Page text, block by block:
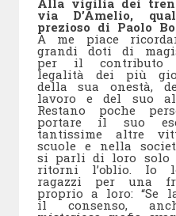
Alla vigilia dei
via D’Amelio,
prezioso di Paolo
A me piace
grandi doti di
per il contributo
legalità dei più
della sua onestà,
lavoro e del suo
Restano poche
portare il suo
tantissime altre
scuole e nella
si parli di loro solo
ritorni l’oblio. Io
ragazzi per una
proprio a loro: “Se
il consenso,